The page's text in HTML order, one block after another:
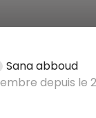
Sana abboud
depuis le